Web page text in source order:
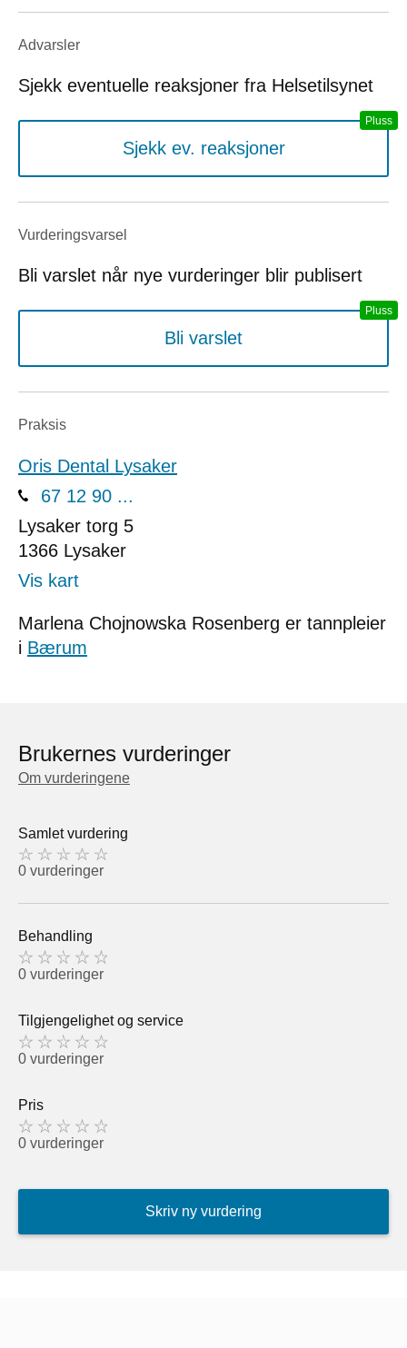
Advarsler
Sjekk eventuelle reaksjoner fra Helsetilsynet
Sjekk ev. reaksjoner
Vurderings­varsel
Bli varslet når nye vurderinger blir publisert
Bli varslet
Praksis
Oris Dental Lysaker
67 12 90 ...
Lysaker torg 5
1366 Lysaker
Vis kart
Marlena Chojnowska Rosenberg er tannpleier
i Bærum
Brukernes vurderinger
Om vurderingene
Samlet vurdering
0 vurderinger
Behandling
0 vurderinger
Tilgjengelighet og service
0 vurderinger
Pris
0 vurderinger
Skriv ny vurdering